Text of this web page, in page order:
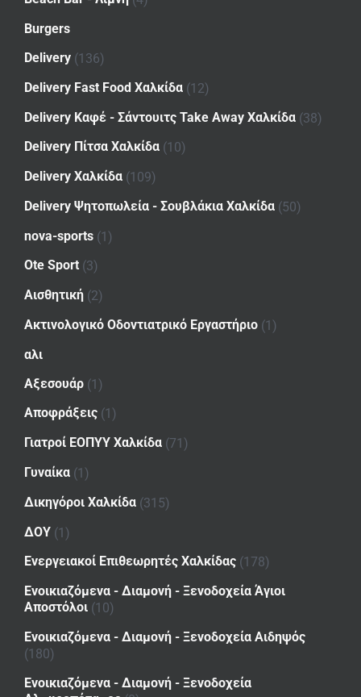
Burgers
Delivery (136)
Delivery Fast Food Χαλκίδα (12)
Delivery Καφέ - Σάντουιτς Take Away Χαλκίδα (38)
Delivery Πίτσα Χαλκίδα (10)
Delivery Χαλκίδα (109)
Delivery Ψητοπωλεία - Σουβλάκια Χαλκίδα (50)
nova-sports (1)
Ote Sport (3)
Αισθητική (2)
Ακτινολογικό Οδοντιατρικό Εργαστήριο (1)
αλι
Αξεσουάρ (1)
Αποφράξεις (1)
Γιατροί ΕΟΠΥΥ Χαλκίδα (71)
Γυναίκα (1)
Δικηγόροι Χαλκίδα (315)
ΔΟΥ (1)
Ενεργειακοί Επιθεωρητές Χαλκίδας (178)
Ενοικιαζόμενα - Διαμονή - Ξενοδοχεία Άγιοι
Αποστόλοι (10)
Ενοικιαζόμενα - Διαμονή - Ξενοδοχεία Αιδηψός
(180)
Ενοικιαζόμενα - Διαμονή - Ξενοδοχεία